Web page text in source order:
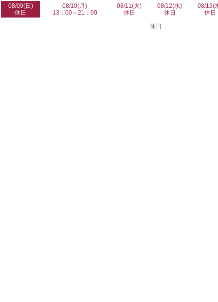
08/09(日)
休日
08/10(月)
13：00～21：00
08/11(火)
休日
08/12(水)
休日
08/13(
休日
休日